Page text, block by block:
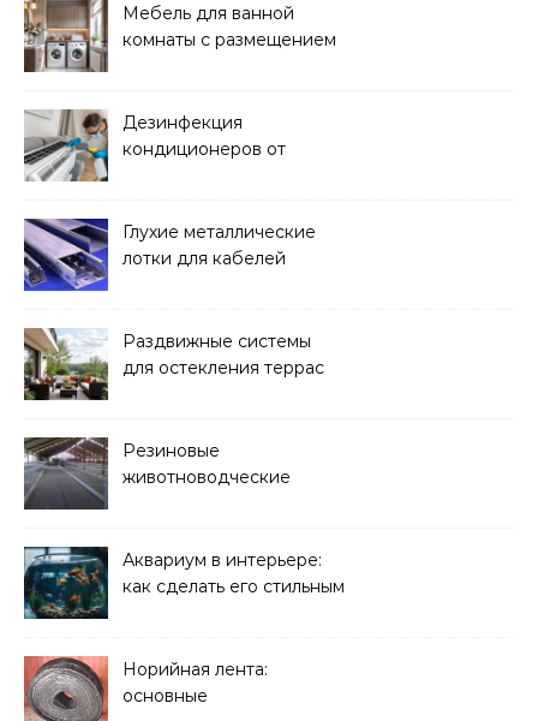
Мебель для ванной
комнаты с размещением
Дезинфекция
кондиционеров от
Глухие металлические
лотки для кабелей
Раздвижные системы
для остекления террас
Резиновые
животноводческие
решать
Аквариум в интерьере:
как сделать его стильным
Норийная лента:
основные